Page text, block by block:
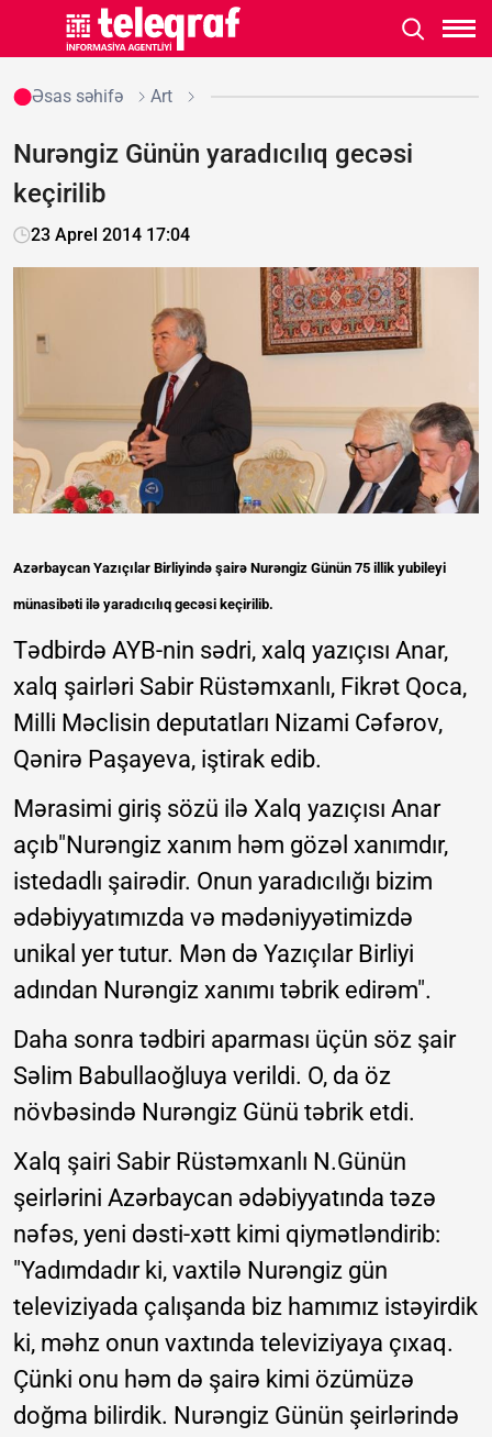
Əsas səhifə Art
Nurəngiz Günün yaradıcılıq gecəsi
keçirilib
23 Aprel 2014 17:04
Azərbaycan Yazıçılar Birliyində şairə Nurəngiz Günün 75 illik yubileyi
münasibəti ilə yaradıcılıq gecəsi keçirilib.
Tədbirdə AYB-nin sədri, xalq yazıçısı Anar,
xalq şairləri Sabir Rüstəmxanlı, Fikrət Qoca,
Milli Məclisin deputatları Nizami Cəfərov,
Qənirə Paşayeva, iştirak edib.
Mərasimi giriş sözü ilə Xalq yazıçısı Anar
açıb"Nurəngiz xanım həm gözəl xanımdır,
istedadlı şairədir. Onun yaradıcılığı bizim
ədəbiyyatımızda və mədəniyyətimizdə
unikal yer tutur. Mən də Yazıçılar Birliyi
adından Nurəngiz xanımı təbrik edirəm".
Daha sonra tədbiri aparması üçün söz şair
Səlim Babullaoğluya verildi. O, da öz
növbəsində Nurəngiz Günü təbrik etdi.
Xalq şairi Sabir Rüstəmxanlı N.Günün
şeirlərini Azərbaycan ədəbiyyatında təzə
nəfəs, yeni dəsti-xətt kimi qiymətləndirib:
"Yadımdadır ki, vaxtilə Nurəngiz gün
televiziyada çalışanda biz hamımız istəyirdik
ki, məhz onun vaxtında televiziyaya çıxaq.
Çünki onu həm də şairə kimi özümüzə
doğma bilirdik. Nurəngiz Günün şeirlərində